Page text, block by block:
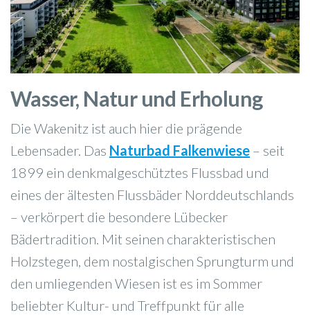
Wasser, Natur und Erholung
Die Wakenitz ist auch hier die prägende
Lebensader. Das Naturbad Falkenwiese – seit
1899 ein denkmalgeschütztes Flussbad und
eines der ältesten Flussbäder Norddeutschlands
– verkörpert die besondere Lübecker
Bädertradition. Mit seinen charakteristischen
Holzstegen, dem nostalgischen Sprungturm und
den umliegenden Wiesen ist es im Sommer
beliebter Kultur- und Treffpunkt für alle